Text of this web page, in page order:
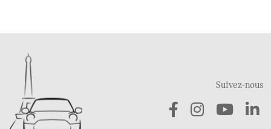
Suivez-nous